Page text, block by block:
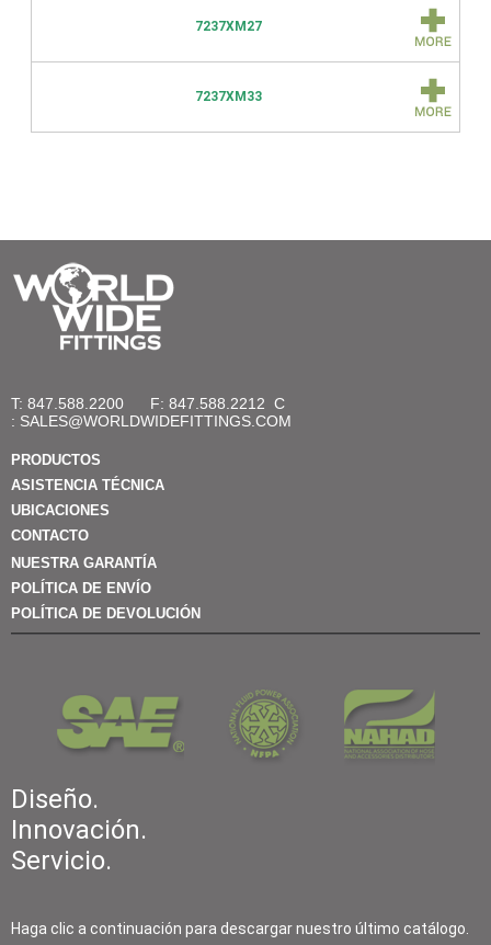
7237XM27
7237XM33
T: 847.588.2200 F: 847.588.2212 C
: SALES@WORLDWIDEFITTINGS.COM
PRODUCTOS
ASISTENCIA TÉCNICA
UBICACIONES
CONTACTO
NUESTRA GARANTÍA
POLÍTICA DE ENVÍO
POLÍTICA DE DEVOLUCIÓN
Diseño.
Innovación.
Servicio.
Haga clic a continuación para descargar nuestro último catálogo.